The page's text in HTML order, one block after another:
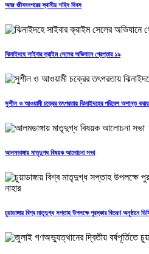
আজ জীবননগরের স্থানীয় শহিদ দিবস
ঝিনাইদহে সাইবার ক্রাইম সেলের অভিযানে গ্রেপ্তার ১৯
সুশীল ও আওয়ামী চক্রের তৎপরতায় ঝিনাইদহের পরিবেশ অশান্ত করার
আলমডাঙ্গায় মাতৃদুগ্ধ বিষয়ক আলোচনা সভা
চুয়াডাঙ্গায় বিশ্ব মাতৃদুগ্ধ সপ্তাহ উপলক্ষে পুরস্কার বিতরণ অনুষ্ঠানে